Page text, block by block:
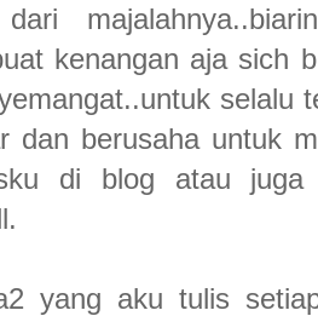
dari
kenangan aja sich
selalu
dan berusaha untuk
di blog atau
yang aku tulis